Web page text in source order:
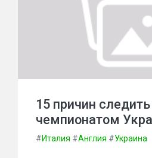
15 причин
чемпионатом
#Италия #Англия #Украина